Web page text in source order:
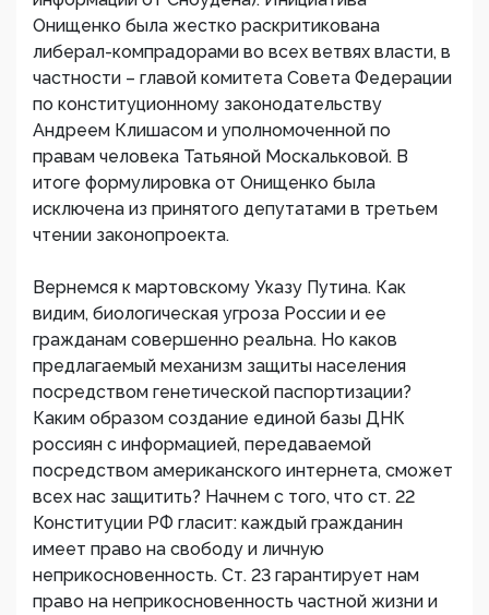
Онищенко была жестко раскритикована
либерал-компрадорами во всех ветвях власти, в
частности – главой комитета Совета Федерации
по конституционному законодательству
Андреем Клишасом и уполномоченной по
правам человека Татьяной Москальковой. В
итоге формулировка от Онищенко была
исключена из принятого депутатами в третьем
чтении законопроекта.
Вернемся к мартовскому Указу Путина. Как
видим, биологическая угроза России и ее
гражданам совершенно реальна. Но каков
предлагаемый механизм защиты населения
посредством генетической паспортизации?
Каким образом создание единой базы ДНК
россиян с информацией, передаваемой
посредством американского интернета, сможет
всех нас защитить? Начнем с того, что ст. 22
Конституции РФ гласит: каждый гражданин
имеет право на свободу и личную
неприкосновенность. Ст. 23 гарантирует нам
право на неприкосновенность частной жизни и